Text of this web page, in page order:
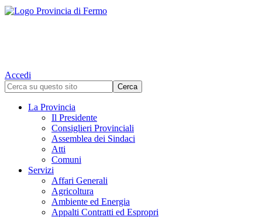
Accedi
La Provincia
Il Presidente
Consiglieri Provinciali
Assemblea dei Sindaci
Atti
Comuni
Servizi
Affari Generali
Agricoltura
Ambiente ed Energia
Appalti Contratti ed Espropri